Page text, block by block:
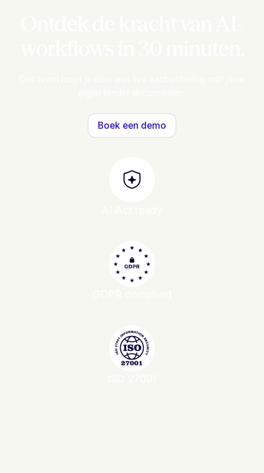
Boek een demo